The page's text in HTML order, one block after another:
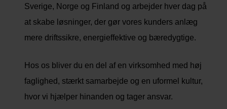
Sverige, Norge og Finland og arbejder hver dag på
at skabe løsninger, der gør vores kunders anlæg
mere driftssikre, energieffektive og bæredygtige.
Hos os bliver du en del af en virksomhed med høj
faglighed, stærkt samarbejde og en uformel kultur,
hvor vi hjælper hinanden og tager ansvar.